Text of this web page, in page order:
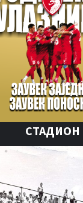
СТАДИОН